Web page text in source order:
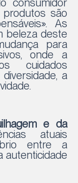
consumidor
são
As
beleza deste
para
onde a
cuidados
a
e da
atuais
entre a
autenticidade